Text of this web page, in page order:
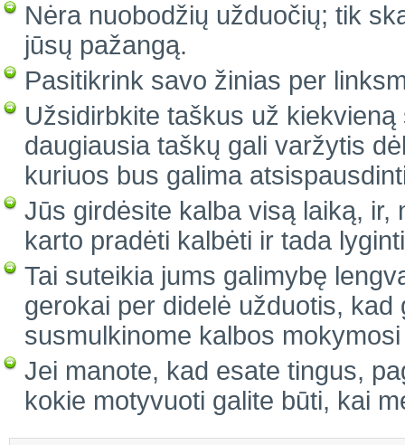
Nėra nuobodžių užduočių; tik
jūsų pažangą.
Pasitikrink savo žinias per
Užsidirbkite taškus už
daugiausia taškų gali varžytis
kuriuos bus galima
Jūs girdėsite kalba visą laiką, ir,
karto pradėti kalbėti ir tada
Tai suteikia jums galimybę
gerokai per didelė užduotis,
susmulkinome kalbos
Jei manote, kad esate tingus,
kokie motyvuoti galite būti, kai